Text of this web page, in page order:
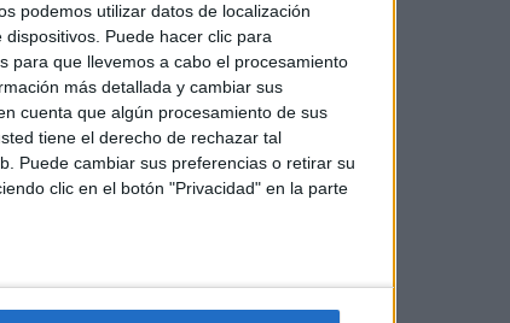
podemos utilizar datos de localización
Puede hacer clic para
para que llevemos a cabo el procesamiento
más detallada y cambiar sus
cuenta que algún procesamiento de sus
tiene el derecho de rechazar tal
Puede cambiar sus preferencias o retirar su
clic en el botón "Privacidad" en la parte